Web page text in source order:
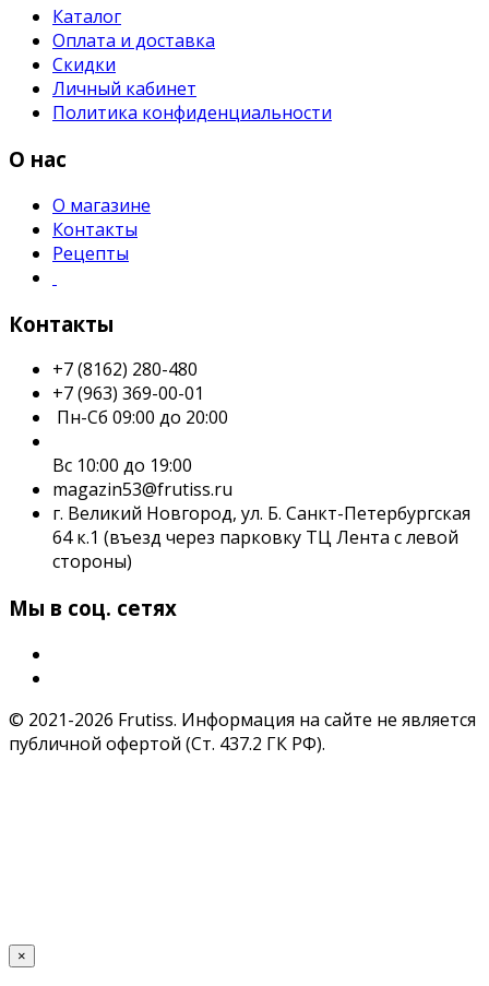
Каталог
Оплата и доставка
Скидки
Личный кабинет
Политика конфиденциальности
О нас
О магазине
Контакты
Рецепты
Контакты
+7 (8162) 280-480
+7 (963) 369-00-01
Пн-Сб 09:00 до 20:00
Вс 10:00 до 19:00
magazin53@frutiss.ru
г. Великий Новгород, ул. Б. Санкт-Петербургская
64 к.1 (въезд через парковку ТЦ Лента с левой
стороны)
Мы в соц. сетях
© 2021-2026 Frutiss. Информация на сайте не является
публичной офертой (Ст. 437.2 ГК РФ).
×